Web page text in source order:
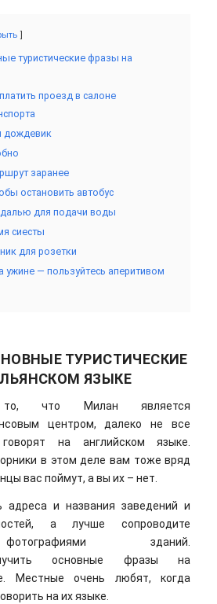
туристические фразы на
проезд в салоне
дождевик
заранее
остановить автобус
для подачи воды
сиесты
для розетки
ужине — пользуйтесь аперитивом
ТУРИСТИЧЕСКИЕ
ЯЗЫКЕ
что Милан является
центром, далеко не все
на английском языке.
в этом деле вам тоже вряд
вас поймут, а вы их – нет.
адреса и названия заведений и
а лучше сопроводите
зданий.
основные фразы на
Местные очень любят, когда
на их языке.